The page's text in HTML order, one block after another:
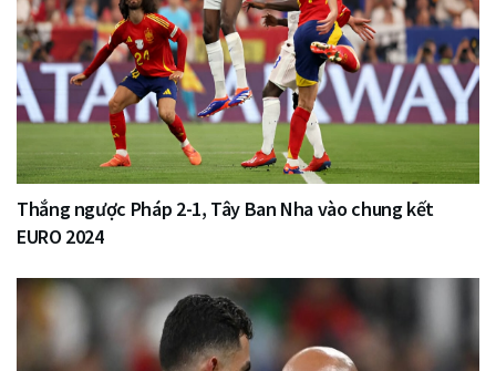
Thắng ngược Pháp 2-1, Tây Ban Nha vào chung kết
EURO 2024